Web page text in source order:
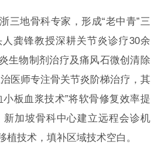
地骨科专家，形成“老中青”三
龚锋教授深耕关节炎诊疗30余
生物制剂治疗及痛风石微创清除
医师专注骨关节炎阶梯治疗，其
板血浆技术”将软骨修复效率提
新加坡骨科中心建立远程会诊机
植技术，填补区域技术空白。